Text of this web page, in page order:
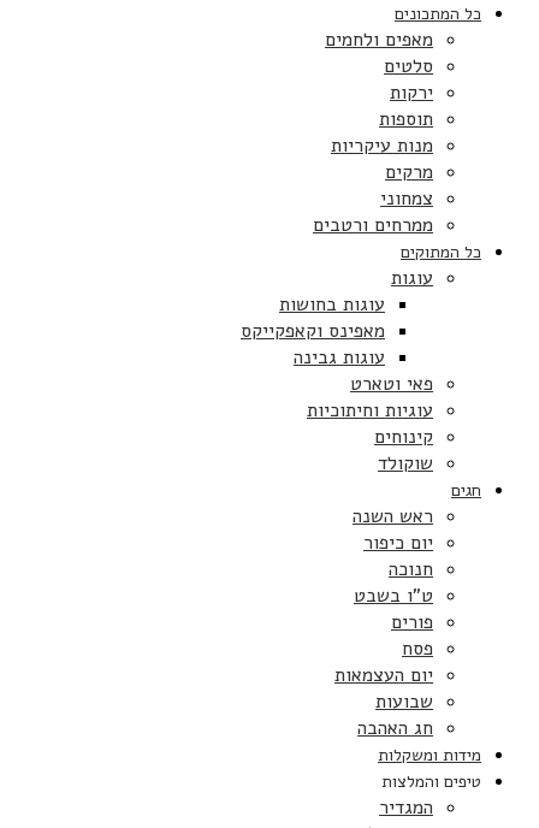
כל המתכונים
מאפים ולחמים
סלטים
ירקות
תוספות
מנות עיקריות
מרקים
צמחוני
ממרחים ורטבים
כל המתוקים
עוגות
עוגות בחושות
מאפינס וקאפקייקס
עוגות גבינה
פאי וטארט
עוגיות וחיתוכיות
קינוחים
שוקולד
חגים
ראש השנה
יום כיפור
חנוכה
ט”ו בשבט
פורים
פסח
יום העצמאות
שבועות
חג האהבה
מידות ומשקלות
טיפים והמלצות
המגדיר